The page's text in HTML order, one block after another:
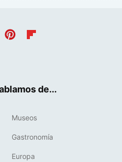
de...
Museos
Gastronomía
Europa